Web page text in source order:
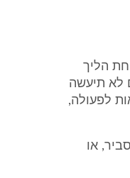
כי פתיחת הליך
לא תיעשה
לפעולה,
או